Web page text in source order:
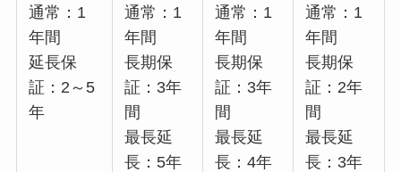
通常：1
年間
延長保
証：2～5
年
通常：1
年間
長期保
証：3年
間
最長延
長：5年
通常：1
年間
長期保
証：3年
間
最長延
長：4年
通常：1
年間
長期保
証：2年
間
最長延
長：3年